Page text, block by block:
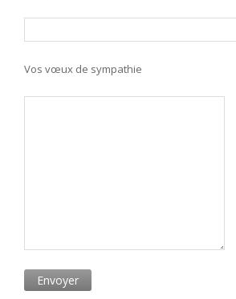
Vos vœux de sympathie